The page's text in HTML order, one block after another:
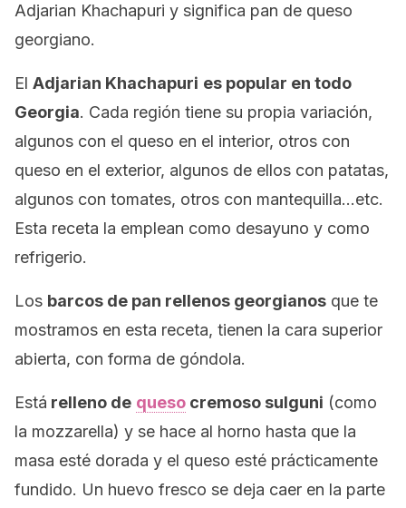
Adjarian Khachapuri y significa pan de queso
georgiano.
El Adjarian Khachapuri es popular en todo
Georgia. Cada región tiene su propia variación,
algunos con el queso en el interior, otros con
queso en el exterior, algunos de ellos con patatas,
algunos con tomates, otros con mantequilla…etc.
Esta receta la emplean como desayuno y como
refrigerio.
Los barcos de pan rellenos georgianos que te
mostramos en esta receta, tienen la cara superior
abierta, con forma de góndola.
Está relleno de queso cremoso sulguni (como
la mozzarella) y se hace al horno hasta que la
masa esté dorada y el queso esté prácticamente
fundido. Un huevo fresco se deja caer en la parte